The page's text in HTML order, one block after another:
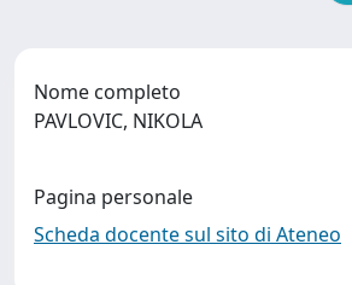
Nome completo
PAVLOVIC, NIKOLA
Pagina personale
Scheda docente sul sito di Ateneo